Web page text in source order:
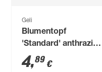
Geli
Blumentopf
'Standard' anthrazit
Ø 28 cm
4,89 €